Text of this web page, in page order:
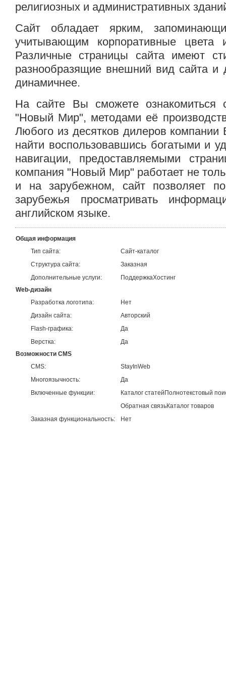
религиозных и административных
Сайт обладает ярким,
учитывающим корпоративные цвета
Различные страницы сайта имеют
разнообразящие внешний вид сайта
динамичнее.
На сайте Вы сможете ознакомиться
"Новый Мир", методами её
Любого из десятков дилеров
найти воспользовавшись богатыми и
навигации, предоставляемыми
компания "Новый Мир" работает не
и на зарубежном, сайт позволяет
зарубежья просматривать
английском языке.
Общая информация
Тип сайта:
Сайт-каталог
Структура сайта:
Заказная
Дополнительные услуги:
ПоддержкаХостинг
Web-дизайн
Разработка логотипа:
Нет
Дизайн сайта:
Авторский
Flash-графика:
Да
Верстка:
Да
Возможности CMS
CMS:
StayInWeb
Многоязычность:
Да
Включенные функции:
Каталог статей Полнотекстовый
Обратная связьКаталог товаров
Заказная функциональность:
Нет